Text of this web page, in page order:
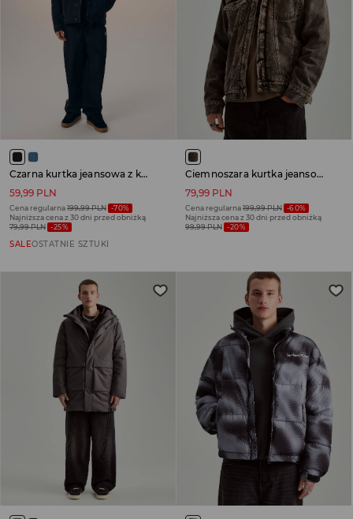
Czarna kurtka jeansowa z kołnierzem sherpa
59,99 PLN
Cena regularna199,99 PLN -70%
Najniższa cena z 30 dni przed obniżką
79,99 PLN -25%
SALEOSTATNIE SZTUKI
Ciemnoszara kurtka jeansowa katana o regularnym kroju
79,99 PLN
Cena regularna199,99 PLN -60%
Najniższa cena z 30 dni przed obniżką
99,99 PLN -20%